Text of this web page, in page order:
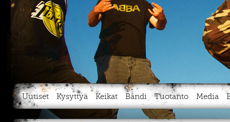
Uutiset Kysyttyä Keikat Bändi Tuotanto Media